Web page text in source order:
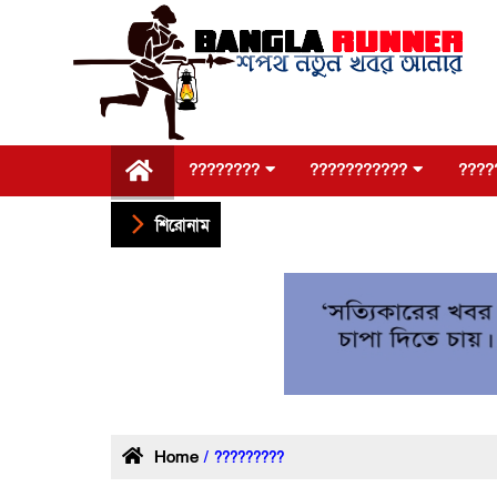
???????? ???????????
শিরোনাম
Home / ?????????